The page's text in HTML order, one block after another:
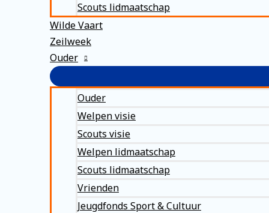
Scouts lidmaatschap
Wilde Vaart
Zeilweek
Ouder
Ouder
Welpen visie
Scouts visie
Welpen lidmaatschap
Scouts lidmaatschap
Vrienden
Jeugdfonds Sport & Cultuur